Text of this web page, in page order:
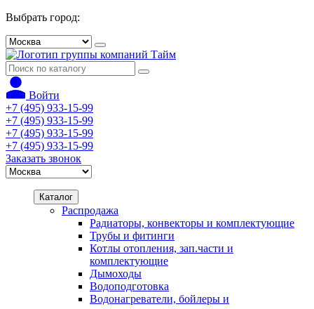
Выбрать город:
Войти
+7 (495) 933-15-99
+7 (495) 933-15-99
+7 (495) 933-15-99
+7 (495) 933-15-99
Заказать звонок
Каталог
Распродажа
Радиаторы, конвекторы и комплектующие
Трубы и фитинги
Котлы отопления, зап.части и
комплектующие
Дымоходы
Водоподготовка
Водонагреватели, бойлеры и